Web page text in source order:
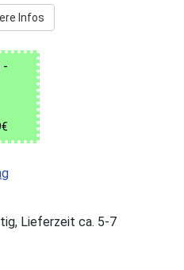
Infos
-
Lieferzeit ca. 5-7